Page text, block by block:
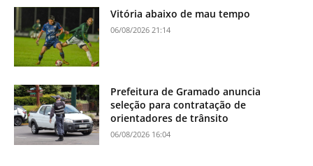
Vitória abaixo de mau tempo
06/08/2026 21:14
Prefeitura de Gramado anuncia
seleção para contratação de
orientadores de trânsito
06/08/2026 16:04